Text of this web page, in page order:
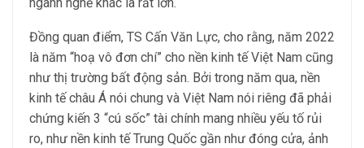
ngành nghề khác là rất lớn.
Đồng quan điểm, TS Cấn Văn Lực, cho rằng, năm 2022
là năm “hoạ vô đơn chí” cho nền kinh tế Việt Nam cũng
như thị trường bất động sản. Bởi trong năm qua, nền
kinh tế châu Á nói chung và Việt Nam nói riêng đã phải
chứng kiến 3 “cú sốc” tài chính mang nhiều yếu tố rủi
ro, như nền kinh tế Trung Quốc gần như đóng cửa, ảnh